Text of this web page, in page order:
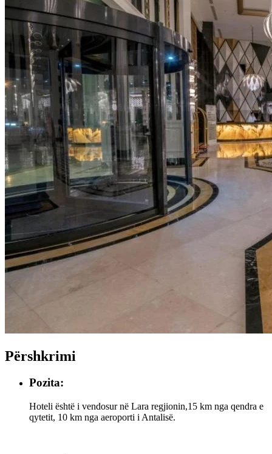
Përshkrimi
Pozita:
Hoteli është i vendosur në Lara regjionin,15 km nga qendra e
qytetit, 10 km nga aeroporti i Antalisë.